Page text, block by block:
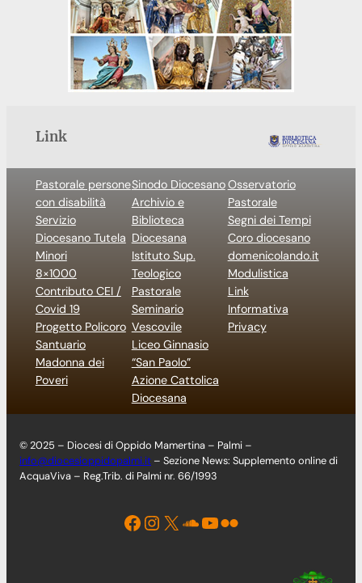
Link
Pastorale persone
con disabilità
Servizio
Diocesano Tutela
Minori
8×1000
Contributo CEI /
Covid 19
Progetto Policoro
Santuario
Madonna dei
Poveri
Sinodo Diocesano
Archivio e
Biblioteca
Diocesana
Istituto Sup.
Teologico
Pastorale
Seminario
Vescovile
Liceo Ginnasio
“San Paolo”
Azione Cattolica
Diocesana
Osservatorio
Pastorale
Segni dei Tempi
Coro diocesano
domenicolando.it
Modulistica
Link
Informativa
Privacy
© 2025 – Diocesi di Oppido Mamertina – Palmi –
info@diocesioppidopalmi.it – Sezione News: Supplemento online di
AcquaViva – Reg.Trib. di Palmi nr. 66/1993
Facebook Instagram X Soundcloud YouTube Flickr